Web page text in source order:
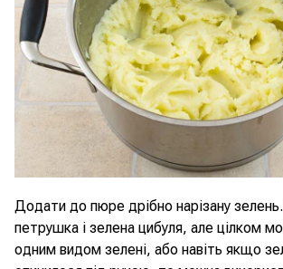
Додати до пюре дрібно нарізану
петрушка і зелена цибуля, але цілком
одним видом зелені, або навіть якщо